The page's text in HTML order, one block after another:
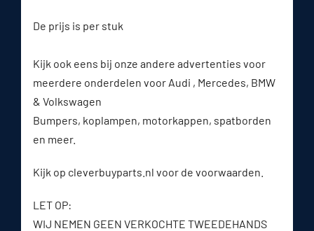
De prijs is per stuk
Kijk ook eens bij onze andere advertenties voor
meerdere onderdelen voor Audi , Mercedes, BMW
& Volkswagen
Bumpers, koplampen, motorkappen, spatborden
en meer.
Kijk op cleverbuyparts.nl voor de voorwaarden.
LET OP:
WIJ NEMEN GEEN VERKOCHTE TWEEDEHANDS